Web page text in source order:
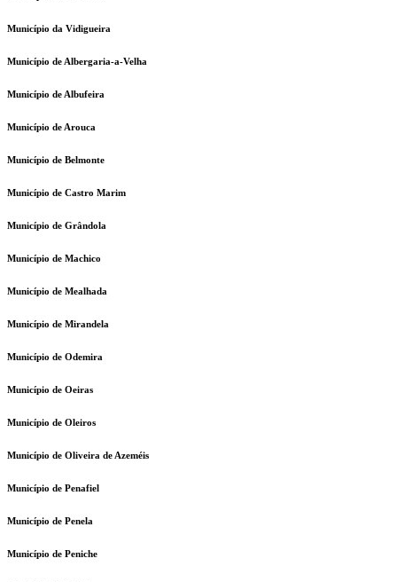
Município da Vidigueira
Município de Albergaria-a-Velha
Município de Albufeira
Município de Arouca
Município de Belmonte
Município de Castro Marim
Município de Grândola
Município de Machico
Município de Mealhada
Município de Mirandela
Município de Odemira
Município de Oeiras
Município de Oleiros
Município de Oliveira de Azeméis
Município de Penafiel
Município de Penela
Município de Peniche